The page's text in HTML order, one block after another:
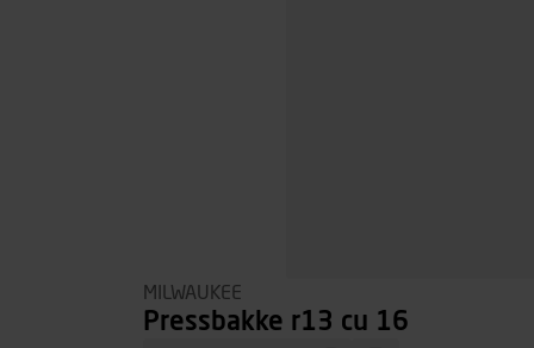
MILWAUKEE
Pressbakke r13 cu 16